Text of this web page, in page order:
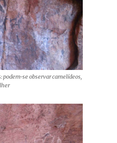
se observar camelídeos,